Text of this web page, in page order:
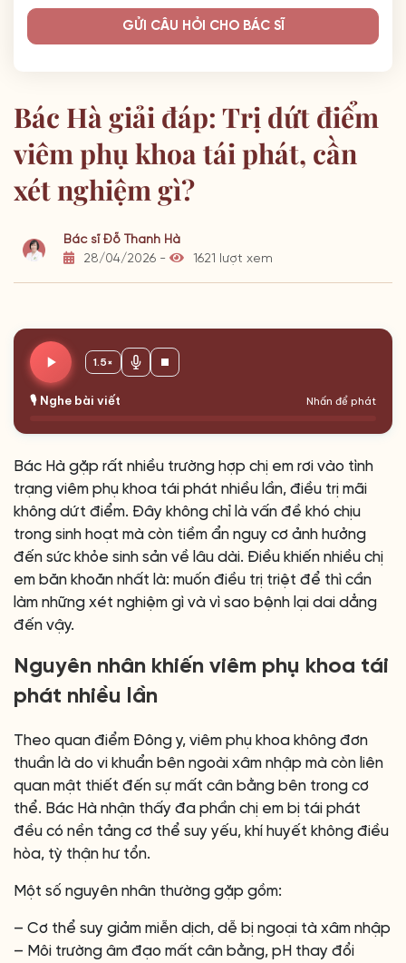
GỬI CÂU HỎI CHO BÁC SĨ
Bác Hà giải đáp: Trị dứt điểm
viêm phụ khoa tái phát, cần
xét nghiệm gì?
Bác sĩ Đỗ Thanh Hà
28/04/2026 -
1621 lượt xem
🎙️ Nghe bài viết Nhấn để phát
1.5×
Bác Hà gặp rất nhiều trường hợp chị em rơi vào tình
trạng viêm phụ khoa tái phát nhiều lần, điều trị mãi
không dứt điểm. Đây không chỉ là vấn đề khó chịu
trong sinh hoạt mà còn tiềm ẩn nguy cơ ảnh hưởng
đến sức khỏe sinh sản về lâu dài. Điều khiến nhiều chị
em băn khoăn nhất là: muốn điều trị triệt để thì cần
làm những xét nghiệm gì và vì sao bệnh lại dai dẳng
đến vậy.
Nguyên nhân khiến viêm phụ khoa tái
phát nhiều lần
Theo quan điểm Đông y, viêm phụ khoa không đơn
thuần là do vi khuẩn bên ngoài xâm nhập mà còn liên
quan mật thiết đến sự mất cân bằng bên trong cơ
thể. Bác Hà nhận thấy đa phần chị em bị tái phát
đều có nền tảng cơ thể suy yếu, khí huyết không điều
hòa, tỳ thận hư tổn.
Một số nguyên nhân thường gặp gồm:
– Cơ thể suy giảm miễn dịch, dễ bị ngoại tà xâm nhập
– Môi trường âm đạo mất cân bằng, pH thay đổi